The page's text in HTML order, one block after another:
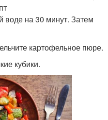
воде на 30 минут. Затем
картофельное пюре.
кубики.